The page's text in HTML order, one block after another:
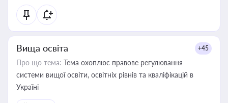
Вища освіта +45
Про що тема: Тема охоплює правове регулювання
системи вищої освіти, освітніх рівнів та кваліфікацій в
Україні